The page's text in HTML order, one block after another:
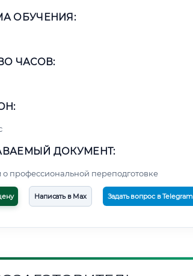
ОБУЧЕНИЯ:
ЧАСОВ:
ДОКУМЕНТ:
о профессиональной переподготовке
Написать в Max Задать вопрос в Telegram